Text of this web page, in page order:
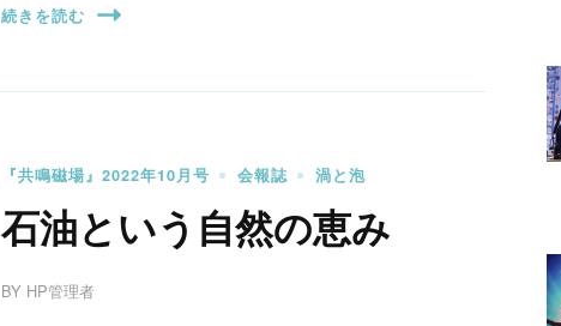
続きを読む
『共鳴磁場』2022年10月号 会報誌 渦と泡
石油という自然の恵み
BY HP管理者